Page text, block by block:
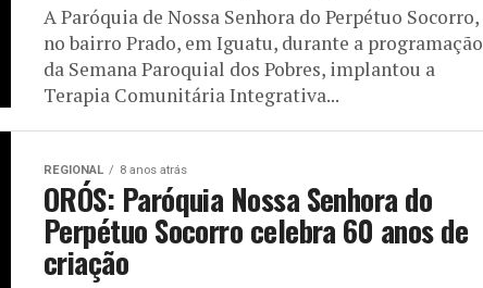
A Paróquia de Nossa Senhora do Perpétuo Socorro,
no bairro Prado, em Iguatu, durante a programação
da Semana Paroquial dos Pobres, implantou a
Terapia Comunitária Integrativa...
REGIONAL 8 anos atrás
ORÓS: Paróquia Nossa Senhora do
Perpétuo Socorro celebra 60 anos de
criação